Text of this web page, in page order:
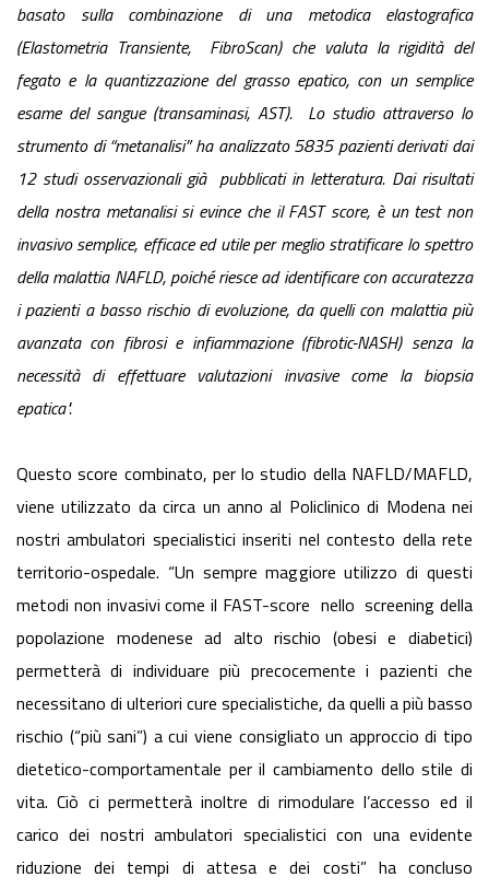
basato sulla combinazione di una metodica elastografica
(Elastometria Transiente, FibroScan) che valuta la rigidità del
fegato e la quantizzazione del grasso epatico, con un semplice
esame del sangue (transaminasi, AST). Lo studio attraverso lo
strumento di “metanalisi” ha analizzato 5835 pazienti derivati dai
12 studi osservazionali già pubblicati in letteratura. Dai risultati
della nostra metanalisi si evince che il FAST score, è un test non
invasivo semplice, efficace ed utile per meglio stratificare lo spettro
della malattia NAFLD, poiché riesce ad identificare con accuratezza
i pazienti a basso rischio di evoluzione, da quelli con malattia più
avanzata con fibrosi e infiammazione (fibrotic-NASH) senza la
necessità di effettuare valutazioni invasive come la biopsia
epatica".
Questo score combinato, per lo studio della NAFLD/MAFLD,
viene utilizzato da circa un anno al Policlinico di Modena nei
nostri ambulatori specialistici inseriti nel contesto della rete
territorio-ospedale. “Un sempre maggiore utilizzo di questi
metodi non invasivi come il FAST-score nello screening della
popolazione modenese ad alto rischio (obesi e diabetici)
permetterà di individuare più precocemente i pazienti che
necessitano di ulteriori cure specialistiche, da quelli a più basso
rischio (“più sani”) a cui viene consigliato un approccio di tipo
dietetico-comportamentale per il cambiamento dello stile di
vita. Ciò ci permetterà inoltre di rimodulare l’accesso ed il
carico dei nostri ambulatori specialistici con una evidente
riduzione dei tempi di attesa e dei costi” ha concluso